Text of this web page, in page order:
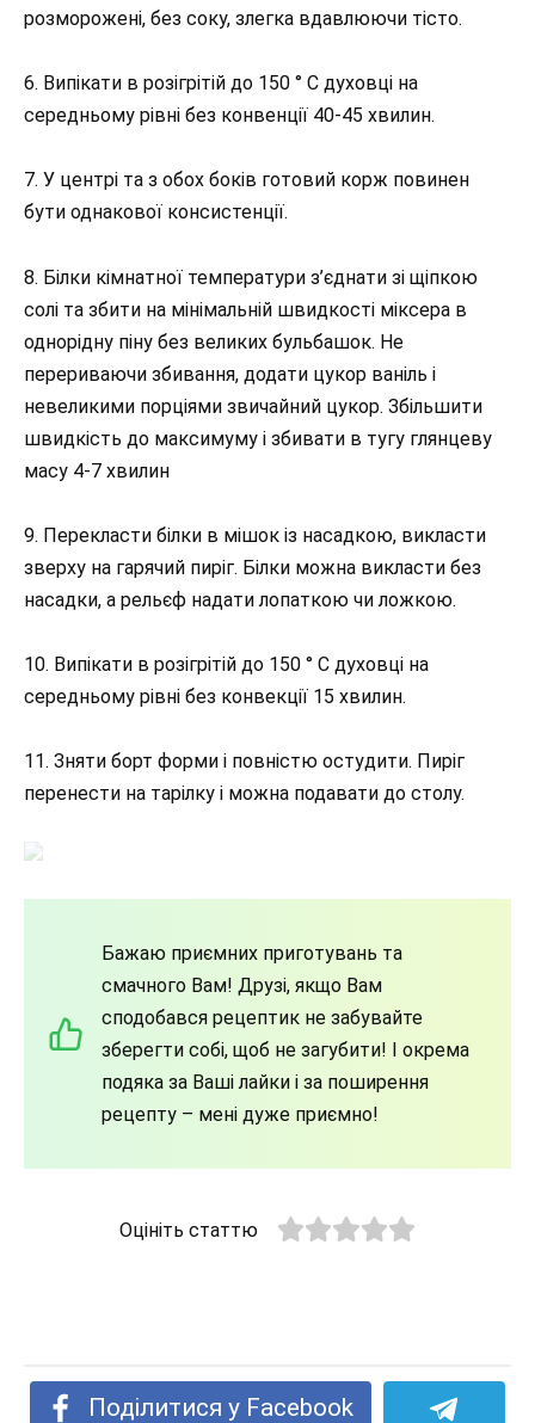
розморожені, без соку, злегка вдавлюючи тісто.
6. Випікати в розігрітій до 150 ° С духовці на
середньому рівні без конвенції 40-45 хвилин.
7. У центрі та з обох боків готовий корж повинен
бути однакової консистенції.
8. Білки кімнатної температури з’єднати зі щіпкою
солі та збити на мінімальній швидкості міксера в
однорідну піну без великих бульбашок. Не
перериваючи збивання, додати цукор ваніль і
невеликими порціями звичайний цукор. Збільшити
швидкість до максимуму і збивати в тугу глянцеву
масу 4-7 хвилин
9. Перекласти білки в мішок із насадкою, викласти
зверху на гарячий пиріг. Білки можна викласти без
насадки, а рельєф надати лопаткою чи ложкою.
10. Випікати в розігрітій до 150 ° С духовці на
середньому рівні без конвекції 15 хвилин.
11. Зняти борт форми і повністю остудити. Пиріг
перенести на тарілку і можна подавати до столу.
Бажаю приємних приготувань та
смачного Вам! Друзі, якщо Вам
сподобався рецептик не забувайте
зберегти собі, щоб не загубити! І окрема
подяка за Ваші лайки і за поширення
рецепту – мені дуже приємно!
Оцініть статтю
Поділитися у Facebook